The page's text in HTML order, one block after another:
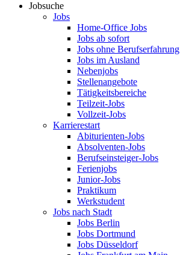
Jobsuche
Jobs
Home-Office Jobs
Jobs ab sofort
Jobs ohne Berufserfahrung
Jobs im Ausland
Nebenjobs
Stellenangebote
Tätigkeitsbereiche
Teilzeit-Jobs
Vollzeit-Jobs
Karrierestart
Abiturienten-Jobs
Absolventen-Jobs
Berufseinsteiger-Jobs
Ferienjobs
Junior-Jobs
Praktikum
Werkstudent
Jobs nach Stadt
Jobs Berlin
Jobs Dortmund
Jobs Düsseldorf